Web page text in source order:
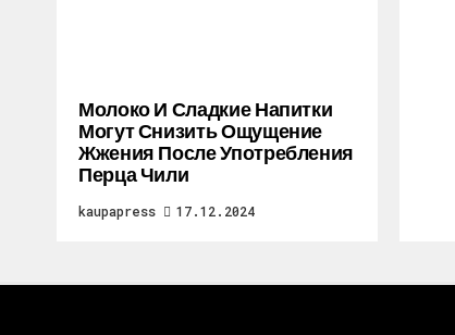
Молоко И Сладкие Напитки
Могут Снизить Ощущение
Жжения После Употребления
Перца Чили
kaupapress 17.12.2024